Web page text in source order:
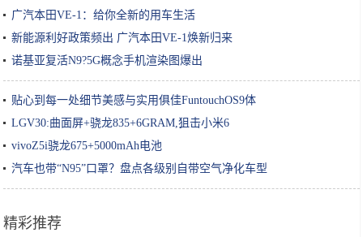
广汽本田VE-1：给你全新的用车生活
新能源利好政策频出 广汽本田VE-1焕新归来
诺基亚复活N9?5G概念手机渲染图爆出
贴心到每一处细节美感与实用俱佳FuntouchOS9体
LGV30:曲面屏+骁龙835+6GRAM,狙击小米6
vivoZ5i骁龙675+5000mAh电池
汽车也带“N95”口罩？盘点各级别自带空气净化车型
精彩推荐